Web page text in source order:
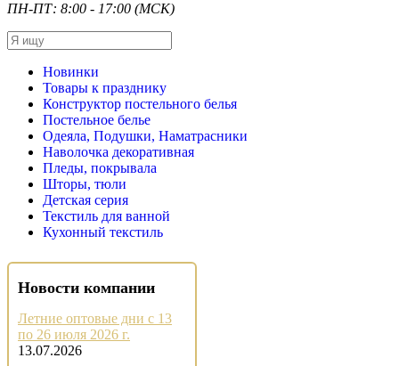
ПН-ПТ: 8:00 - 17:00 (МСК)
Новинки
Товары к празднику
Конструктор постельного белья
Постельное белье
Одеяла, Подушки, Наматрасники
Наволочка декоративная
Пледы, покрывала
Шторы, тюли
Детская серия
Текстиль для ванной
Кухонный текстиль
Новости компании
Летние оптовые дни с 13
по 26 июля 2026 г.
13.07.2026